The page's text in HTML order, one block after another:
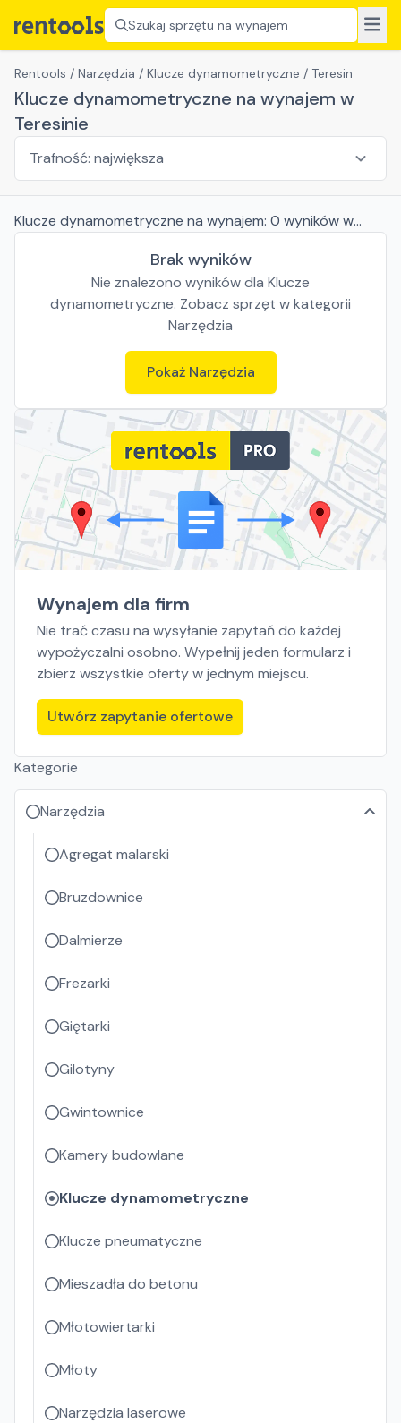
Szukaj sprzętu na wynajem
Rentools / Narzędzia / Klucze dynamometryczne / Teresin
Klucze dynamometryczne na wynajem w
Teresinie
Klucze dynamometryczne na wynajem: 0 wynikóww
Brak wyników
Nie znalezono wyników dla Klucze
dynamometryczne. Zobacz sprzęt w kategorii
Narzędzia
Pokaż Narzędzia
Wynajem dla firm
Nie trać czasu na wysyłanie zapytań do każdej
wypożyczalni osobno. Wypełnij jeden formularz i
zbierz wszystkie oferty w jednym miejscu.
Utwórz zapytanie ofertowe
Kategorie
Narzędzia
Agregat malarski
Bruzdownice
Dalmierze
Frezarki
Giętarki
Gilotyny
Gwintownice
Kamery budowlane
Klucze dynamometryczne
Klucze pneumatyczne
Mieszadła do betonu
Młotowiertarki
Młoty
Narzędzia laserowe